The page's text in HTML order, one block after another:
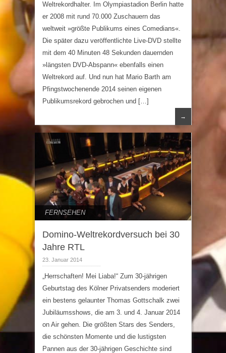
Weltrekordhalter. Im Olympiastadion Berlin hatte
er 2008 mit rund 70.000 Zuschauern das
weltweit »größte Publikums eines Comedians«.
Die später dazu veröffentlichte Live-DVD stellte
mit dem 40 Minuten 48 Sekunden dauernden
»längsten DVD-Abspann« ebenfalls einen
Weltrekord auf. Und nun hat Mario Barth am
Pfingstwochenende 2014 seinen eigenen
Publikumsrekord gebrochen und […]
→
FERNSEHEN
Domino-Weltrekordversuch bei 30
Jahre RTL
23. Januar 2014
„Herrschaften! Mei Liaba!“ Zum 30-jährigen
Geburtstag des Kölner Privatsenders moderiert
ein bestens gelaunter Thomas Gottschalk zwei
Jubiläumsshows, die am 3. und 4. Januar 2014
on Air gehen. Die größten Stars des Senders,
die schönsten Momente und die lustigsten
Pannen aus der 30-jährigen Geschichte sind